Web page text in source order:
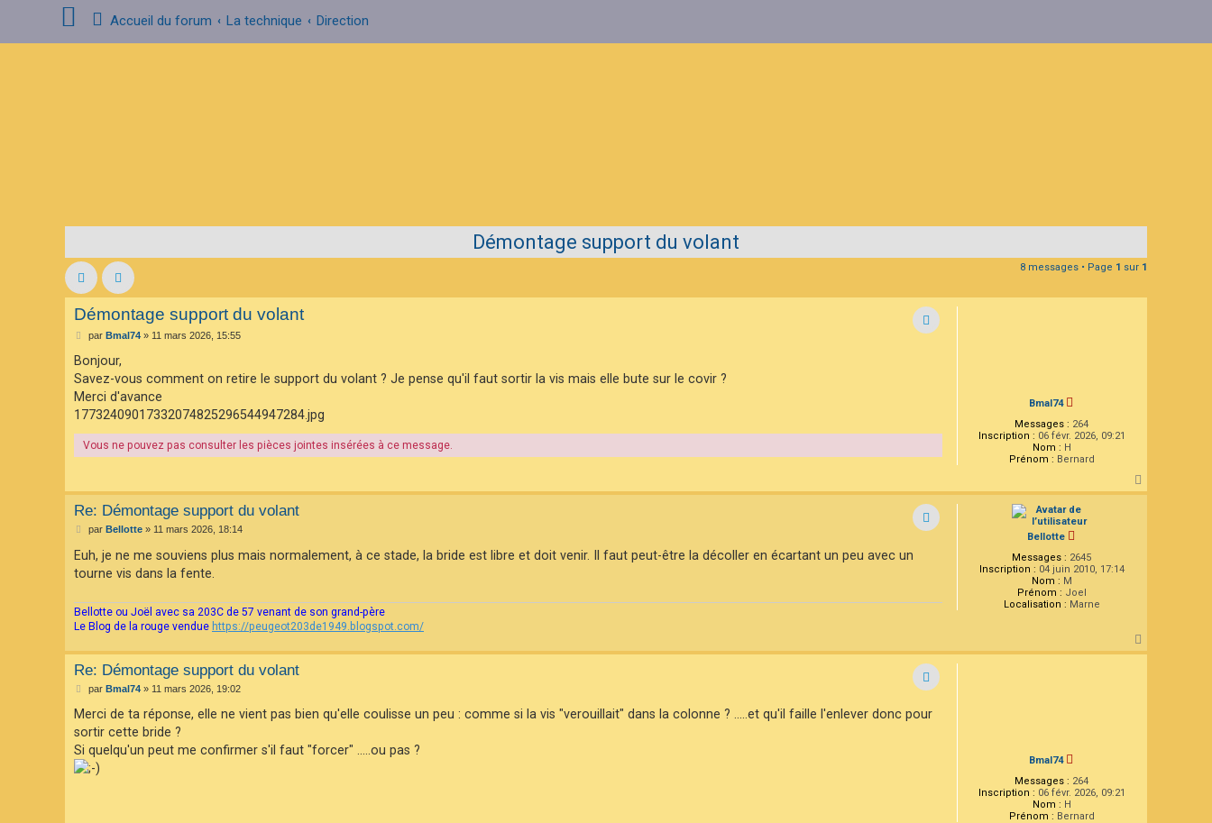
Accueil du forum La technique Direction
Démontage support du volant
8 messages • Page 1 sur 1
Bmal74
Messages : 264
Inscription : 06 févr. 2026, 09:21
Nom : H
Prénom : Bernard
Démontage support du volant
M
s
a
g
e
par Bmal74» 11 mars 2026, 15:55
Bonjour,
Savez-vous comment on retire le support du volant ? Je pense qu'il faut sortir la vis mais elle bute sur le covir ?
Merci d'avance
17732409017332074825296544947284.jpg
Vous ne pouvez pas consulter les pièces jointes insérées à ce message.
a
Bellotte
Messages : 2645
Inscription : 04 juin 2010, 17:14
Nom : M
Prénom : Joel
Localisation : Marne
Re: Démontage support du volant
M
s
s
a
par Bellotte» 11 mars 2026, 18:14
Euh, je ne me souviens plus mais normalement, à ce stade, la bride est libre et doit venir. Il faut peut-être la décoller en écartant un peu avec un
tourne vis dans la fente.
Bellotte ou Joël avec sa 203C de 57 venant de son grand-père
Le Blog de la rouge vendue https://peugeot203de1949.blogspot.com/
a
Bmal74
Messages : 264
Inscription : 06 févr. 2026, 09:21
Nom : H
Prénom : Bernard
Re: Démontage support du volant
M
s
a
g
e
par Bmal74» 11 mars 2026, 19:02
Merci de ta réponse, elle ne vient pas bien qu'elle coulisse un peu : comme si la vis "verouillait" dans la colonne ? .....et qu'il faille l'enlever donc pour
sortir cette bride ?
Si quelqu'un peut me confirmer s'il faut "forcer" .....ou pas ?